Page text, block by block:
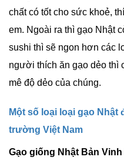
chất có tốt cho sức khoẻ,
em. Ngoài ra thì gạo Nhật
sushi thì sẽ ngon hơn các
người thích ăn gạo dẻo thì
mê độ dẻo của chúng.
Một số loại loại gạo
trường Việt Nam
Gạo giống Nhật Bản